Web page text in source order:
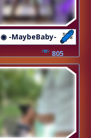
◉ -MaybeBaby-
805